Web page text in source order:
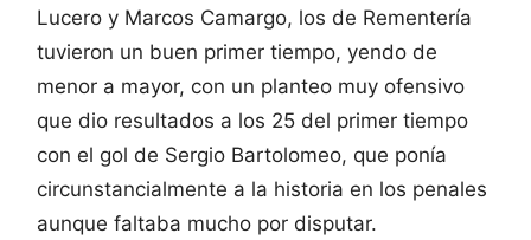
Lucero y Marcos Camargo, los de Rementería
tuvieron un buen primer tiempo, yendo de
menor a mayor, con un planteo muy ofensivo
que dio resultados a los 25 del primer tiempo
con el gol de Sergio Bartolomeo, que ponía
circunstancialmente a la historia en los penales
aunque faltaba mucho por disputar.